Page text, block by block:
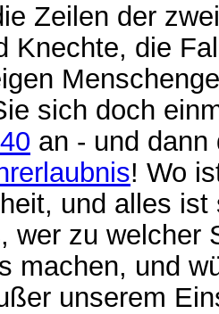
Zeilen der
Knechte, die
sich doch
an - und
! Wo
und alles
wer zu welcher
machen, und
unserem